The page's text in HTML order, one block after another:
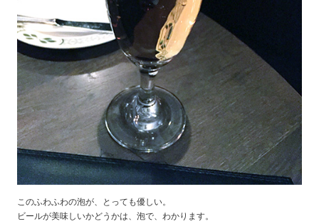
このふわふわの泡が、とっても優しい。
ビールが美味しいかどうかは、泡で、わかります。